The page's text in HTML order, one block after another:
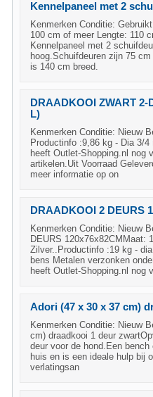
Kennelpaneel met 2
Kenmerken Conditie:
100 cm of meer Lengte: 110
Kennelpaneel met 2
hoog.Schuifdeuren zijn 75
is 140 cm breed.
DRAADKOOI ZWART
L)
Kenmerken Conditie: Nieuw
Productinfo :9,86 kg - Dia 3/
heeft Outlet-Shopping.nl nog
artikelen.Uit Voorraad
meer informatie op on
DRAADKOOI 2 DEURS
Kenmerken Conditie: Nieuw
DEURS 120x76x82CMMaat:
Zilver..Productinfo :19 kg -
bens Metalen verzonken
heeft Outlet-Shopping.nl nog
Adori (47 x 30 x 37 cm)
Kenmerken Conditie: Nieuw
cm) draadkooi 1 deur
deur voor de hond.Een
huis en is een ideale hulp bij
verlatingsan